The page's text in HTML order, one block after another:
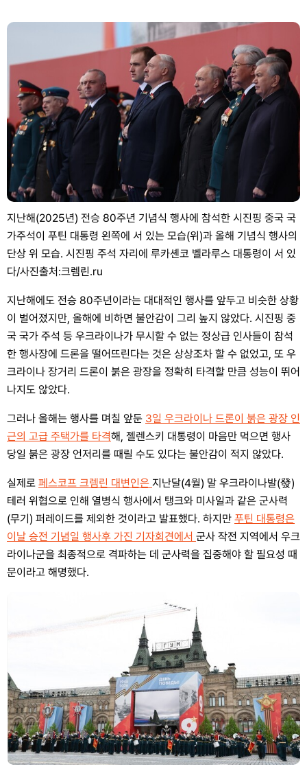
지난해(2025년) 전승 80주년 기념식 행사에 참석한 시진핑 중국 국
가주석이 푸틴 대통령 왼쪽에 서 있는 모습(위)과 올해 기념식 행사의
단상 위 모습. 시진핑 주석 자리에 루카셴코 벨라루스 대통령이 서 있
다/사진출처:크렘린.ru
지난해에도 전승 80주년이라는 대대적인 행사를 앞두고 비슷한 상황
이 벌어졌지만, 올해에 비하면 불안감이 그리 높지 않았다. 시진핑 중
국 국가 주석 등 우크라이나가 무시할 수 없는 정상급 인사들이 참석
한 행사장에 드론을 떨어뜨린다는 것은 상상조차 할 수 없었고, 또 우
크라이나 장거리 드론이 붉은 광장을 정확히 타격할 만큼 성능이 뛰어
나지도 않았다.
그러나 올해는 행사를 며칠 앞둔 3일 우크라이나 드론이 붉은 광장 인
근의 고급 주택가를 타격해, 젤렌스키 대통령이 마음만 먹으면 행사
당일 붉은 광장 언저리를 때릴 수도 있다는 불안감이 적지 않았다.
실제로페스코프 크렘린 대변인은지난달(4월) 말 우크라이나발(發)
테러 위협으로 인해 열병식 행사에서 탱크와 미사일과 같은 군사력
(무기) 퍼레이드를 제외한 것이라고 발표했다. 하지만푸틴 대통령은
이날 승전 기념일 행사후 가진 기자회견에서 군사 작전 지역에서 우크
라이나군을 최종적으로 격파하는 데 군사력을 집중해야 할 필요성 때
문이라고 해명했다.